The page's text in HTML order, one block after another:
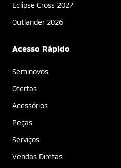
Eclipse Cross 2027
Outlander 2026
Acesso Rápido
Seminovos
Ofertas
Acessórios
Peças
Serviços
Vendas Diretas